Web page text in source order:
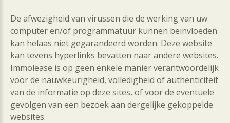
De afwezigheid van virussen die de werking van uw
computer en/of programmatuur kunnen beïnvloeden
kan helaas niet gegarandeerd worden. Deze website
kan tevens hyperlinks bevatten naar andere websites.
Immolease is op geen enkele manier verantwoordelijk
voor de nauwkeurigheid, volledigheid of authenticiteit
van de informatie op deze sites, of voor de eventuele
gevolgen van een bezoek aan dergelijke gekoppelde
websites.